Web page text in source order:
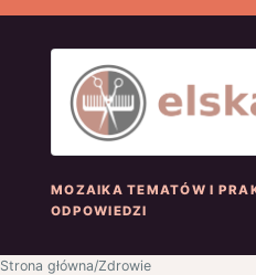
MOZAIKA TEMATÓW I
ODPOWIEDZI
Strona główna/Zdrowie